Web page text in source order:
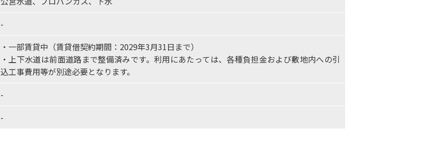
-
・一部賃貸中（賃貸借契約期間：2029年3月31日まで）
・上下水道は前面道路まで整備済みです。利用にあたっては、各種負担金および敷地内への引
込工事費用等が別途必要となります。
-
-